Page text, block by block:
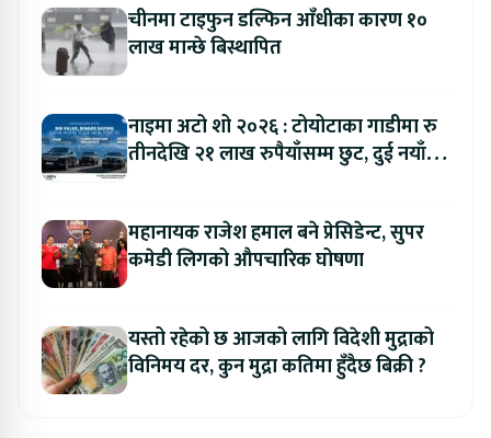
चीनमा टाइफुन डल्फिन आँधीका कारण १०
लाख मान्छे बिस्थापित
नाइमा अटो शो २०२६ : टोयोटाका गाडीमा रु
तीनदेखि २१ लाख रुपैयाँसम्म छुट, दुई नयाँ
महानायक राजेश हमाल बने प्रेसिडेन्ट, सुपर
कमेडी लिगको औपचारिक घोषणा
यस्तो रहेको छ आजको लागि विदेशी मुद्राको
विनिमय दर, कुन मुद्रा कतिमा हुँदैछ बिक्री ?